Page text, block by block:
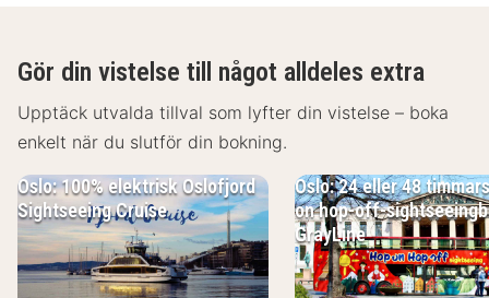
Gäster har tillgång till bland annat
kemtvätt/tvättjänster, reception (öppen dygnet runt)
och flerspråkig personal. Planerar du ett event i Oslo?
På detta hotell finns det event- och
konferensutrymmen på upp till 224 kvadratmeter,
däribland konferensrum och 6 mötesrum.
Känn dig som hemma i ett av de 296 rummen med
Gör din vistelse till något alldeles extra
Upptäck utvalda tillval som lyfter din vistelse – boka
enkelt när du slutför din bokning.
Oslo: 100% elektrisk Oslofjord
Sightseeing Cruise
Oslo: 24 eller 48
on hop-off-
GrayLine